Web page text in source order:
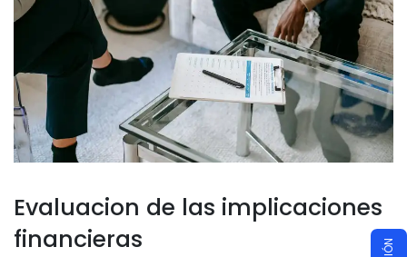
Evaluacion de las implicaciones
financieras